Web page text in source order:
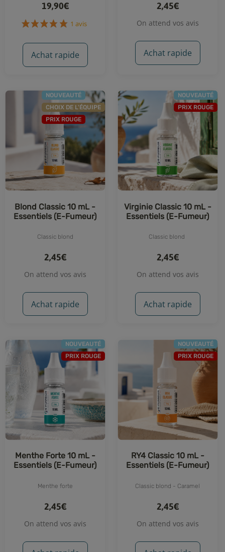
19,90€
Achat rapide
2,45€
On attend vos avis
Achat rapide
NOUVEAUTÉ
CHOIX DE L'ÉQUIPE
PRIX ROUGE
Blond Classic 10 mL -
Essentiels (E-Fumeur)
Classic blond
2,45€
On attend vos avis
Achat rapide
NOUVEAUTÉ
PRIX ROUGE
Virginie Classic 10 mL -
Essentiels (E-Fumeur)
Classic blond
2,45€
On attend vos avis
Achat rapide
NOUVEAUTÉ
PRIX ROUGE
Menthe Forte 10 mL -
Essentiels (E-Fumeur)
Menthe forte
2,45€
On attend vos avis
NOUVEAUTÉ
PRIX ROUGE
RY4 Classic 10 mL -
Essentiels (E-Fumeur)
Classic blond - Caramel
2,45€
On attend vos avis